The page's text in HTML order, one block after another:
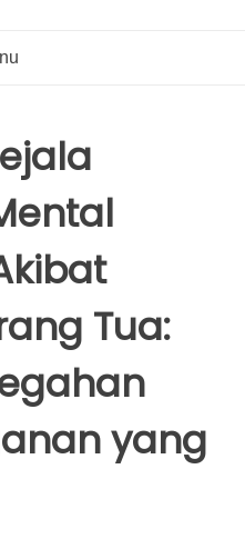
Tua:
yang